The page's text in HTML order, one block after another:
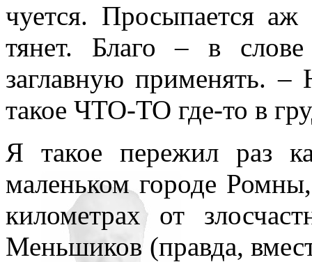
чуется. Просыпается
тянет. Благо – в
заглавную применять.
такое ЧТО-ТО где-то в
Я такое пережил раз
маленьком городе
километрах от
Меньшиков (правда,